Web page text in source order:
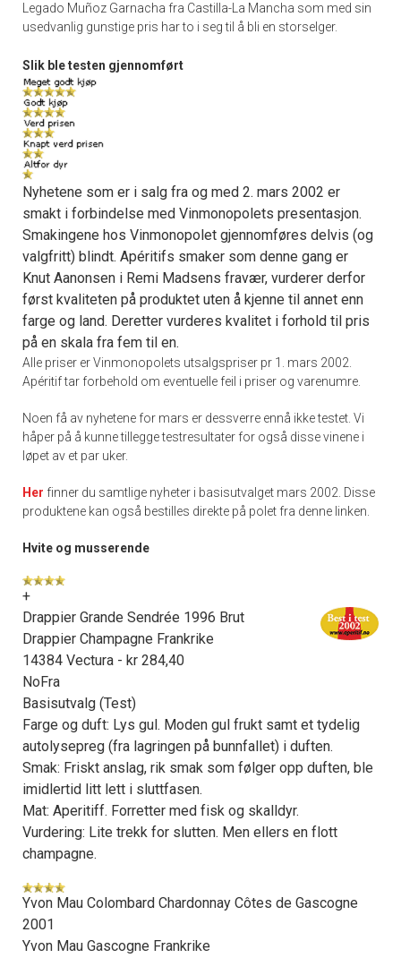
Legado Muñoz Garnacha fra Castilla-La Mancha som med sin
usedvanlig gunstige pris har to i seg til å bli en storselger.
Slik ble testen gjennomført
Nyhetene som er i salg fra og med 2. mars 2002 er
smakt i forbindelse med Vinmonopolets presentasjon.
Smakingene hos Vinmonopolet gjennomføres delvis (og
valgfritt) blindt. Apéritifs smaker som denne gang er
Knut Aanonsen i Remi Madsens fravær, vurderer derfor
først kvaliteten på produktet uten å kjenne til annet enn
farge og land. Deretter vurderes kvalitet i forhold til pris
på en skala fra fem til en.
Alle priser er Vinmonopolets utsalgspriser pr 1. mars 2002.
Apéritif tar forbehold om eventuelle feil i priser og varenumre.
Noen få av nyhetene for mars er dessverre ennå ikke testet. Vi
håper på å kunne tillegge testresultater for også disse vinene i
løpet av et par uker.
Her finner du samtlige nyheter i basisutvalget mars 2002. Disse
produktene kan også bestilles direkte på polet fra denne linken.
Hvite og musserende
+
Drappier Grande Sendrée 1996 Brut
Drappier Champagne Frankrike
14384 Vectura - kr 284,40
NoFra
Basisutvalg (Test)
Farge og duft: Lys gul. Moden gul frukt samt et tydelig
autolysepreg (fra lagringen på bunnfallet) i duften.
Smak: Friskt anslag, rik smak som følger opp duften, ble
imidlertid litt lett i sluttfasen.
Mat: Aperitiff. Forretter med fisk og skalldyr.
Vurdering: Lite trekk for slutten. Men ellers en flott
champagne.
Yvon Mau Colombard Chardonnay Côtes de Gascogne
2001
Yvon Mau Gascogne Frankrike